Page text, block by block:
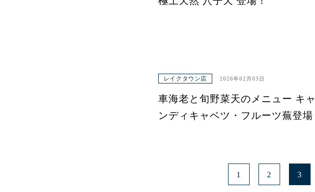
レイクタウン店 2026年02月03日
車海老と旬野菜天のメニュー キャ
ンディキャベツ・フルーツ蕪登場
1 2 3